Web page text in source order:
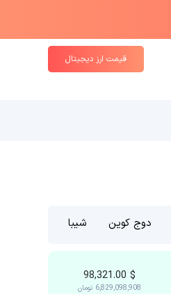
قیمت ارز دیجیتال
دوج کوین شیبا
$
6,829,098,908 تومان